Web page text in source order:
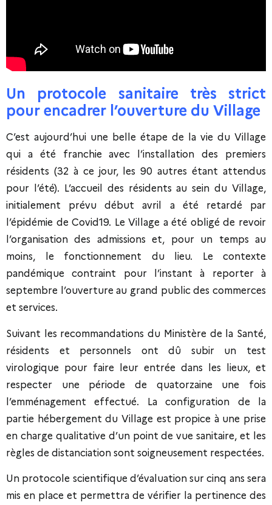
Un protocole sanitaire très strict
pour encadrer l’ouverture du Village
C’est aujourd’hui une belle étape de la vie du Village
qui a été franchie avec l’installation des premiers
résidents (32 à ce jour, les 90 autres étant attendus
pour l’été). L’accueil des résidents au sein du Village,
initialement prévu début avril a été retardé par
l’épidémie de Covid19. Le Village a été obligé de revoir
l’organisation des admissions et, pour un temps au
moins, le fonctionnement du lieu. Le contexte
pandémique contraint pour l’instant à reporter à
septembre l’ouverture au grand public des commerces
et services.
Suivant les recommandations du Ministère de la Santé,
résidents et personnels ont dû subir un test
virologique pour faire leur entrée dans les lieux, et
respecter une période de quatorzaine une fois
l’emménagement effectué. La configuration de la
partie hébergement du Village est propice à une prise
en charge qualitative d’un point de vue sanitaire, et les
règles de distanciation sont soigneusement respectées.
Un protocole scientifique d’évaluation sur cinq ans sera
mis en place et permettra de vérifier la pertinence des